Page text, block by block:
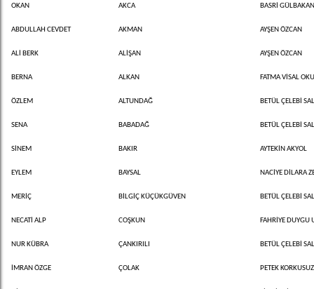
OKAN AKCA BASRİ
ABDULLAH CEVDET AKMAN AYŞEN ÖZCAN
ALİ BERK ALİŞAN AYŞEN ÖZCAN
BERNA ALKAN FATMA VİSAL
ÖZLEM ALTUNDAĞ BETÜL ÇELEBİ
SENA BABADAĞ BETÜL ÇELEBİ
SİNEM BAKIR AYTEKİN AKYOL
EYLEM BAYSAL NACİYE DİLARA
MERİÇ BİLGİÇ KÜÇÜKGÜVEN BETÜL ÇELEBİ
NECATİ ALP COŞKUN FAHRİYE DUYGU
NUR KÜBRA ÇANKIRILI BETÜL ÇELEBİ
İMRAN ÖZGE ÇOLAK PETEK KORKUSUZ